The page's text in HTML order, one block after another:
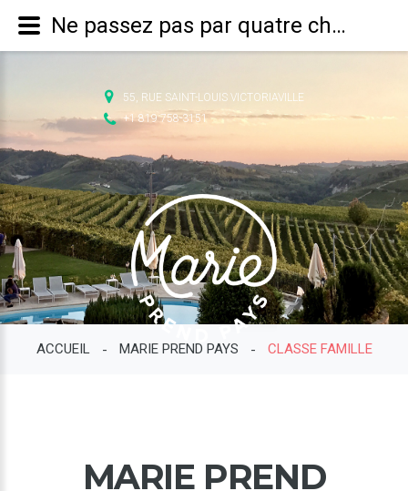
55, RUE SAINT-LOUIS VICTORIAVILLE
+1 819 758-3151
ACCUEIL - MARIE PREND PAYS - CLASSE FAMILLE
MARIE PREND
Ne passez pas par quatre chemins, choisissez-en mille. - Marie prend pays